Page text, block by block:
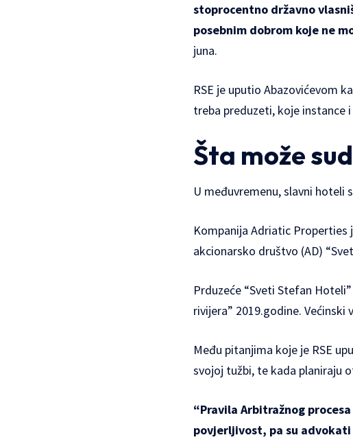
stoprocentno državno
posebnim dobrom koje ne
juna.
RSE je uputio Abazovićevom
treba preduzeti, koje instance
Šta može
U međuvremenu, slavni hoteli
Kompanija Adriatic Properties
akcionarsko društvo (AD)
Prduzeće “Sveti Stefan
rivijera” 2019.godine. Većinski
Među pitanjima koje je RSE
svojoj tužbi, te kada planiraju
“Pravila Arbitražnog
povjerljivost, pa su